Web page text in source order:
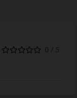
0 / 5